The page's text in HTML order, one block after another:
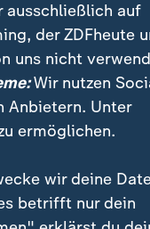
nominiert
Awards
ausschließlich auf
der ZDFheute
uns nicht
Wir nutzen
Anbietern. Unter
ermöglichen.
wir deine
betrifft nur dein